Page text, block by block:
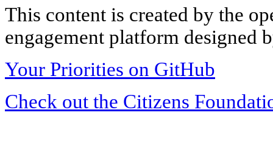
This content is created by the
engagement platform designed
Your Priorities on GitHub
Check out the Citizens